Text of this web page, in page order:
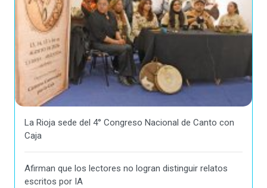
La Rioja sede del 4° Congreso Nacional de Canto con
Caja
Afirman que los lectores no logran distinguir relatos
escritos por IA